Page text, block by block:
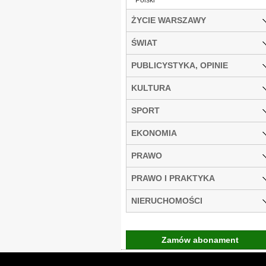
ŻYCIE WARSZAWY
ŚWIAT
PUBLICYSTYKA, OPINIE
KULTURA
SPORT
EKONOMIA
PRAWO
PRAWO I PRAKTYKA
NIERUCHOMOŚCI
Zamów abonament